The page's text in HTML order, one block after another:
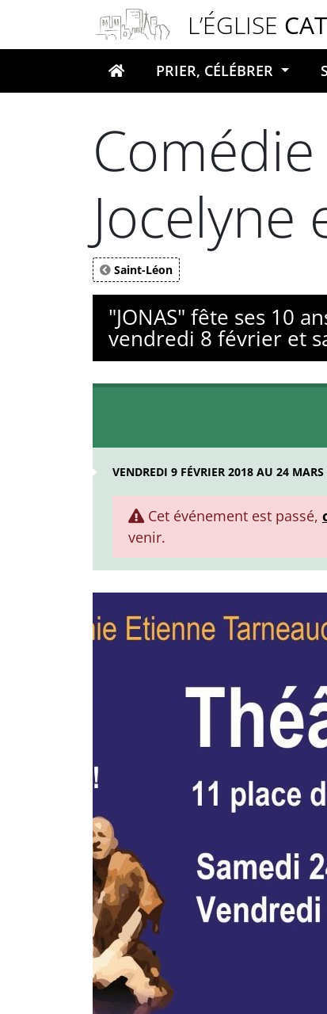
L’ÉGLISE
Votre recherche
PRIER, CÉLÉBRER
Comédie
Saint-Léon
"JONAS" fête ses 10
vendredi 8 février et
VENDREDI 9 FÉVRIER 2018 AU 24
Cet événement est passé,
venir.
Panneau de gestion des cookies